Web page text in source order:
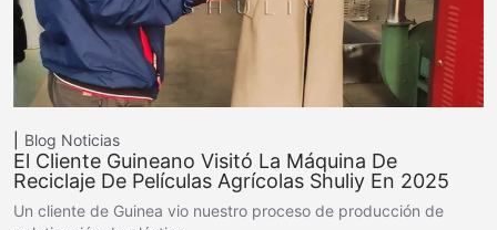
Blog Noticias
El Cliente Guineano Visitó La Máquina De
Reciclaje De Películas Agrícolas Shuliy En 2025
Un cliente de Guinea vio nuestro proceso de producción de